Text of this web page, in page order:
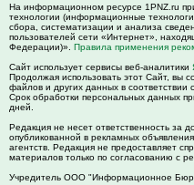
На информационном ресурсе 1PNZ.ru
технологии (информационные
сбора, систематизации и анализа
пользователей сети «Интернет»,
Федерации)». Правила применения
Сайт использует сервисы веб-аналитики
Продолжая использовать этот Сайт, вы
файлов и других данных в соответствии
Срок обработки персональных данных
дней.
Редакция не несет ответственность за
опубликованной в рекламных
агентств. Редакция не предоставляет
материалов только по согласованию с
Учредитель ООО "Информационное